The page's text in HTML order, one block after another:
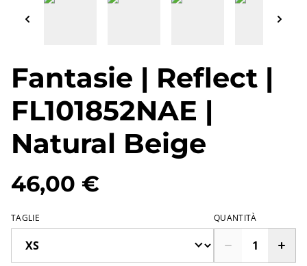
Fantasie | Reflect |
FL101852NAE |
Natural Beige
46,00 €
TAGLIE QUANTITÀ